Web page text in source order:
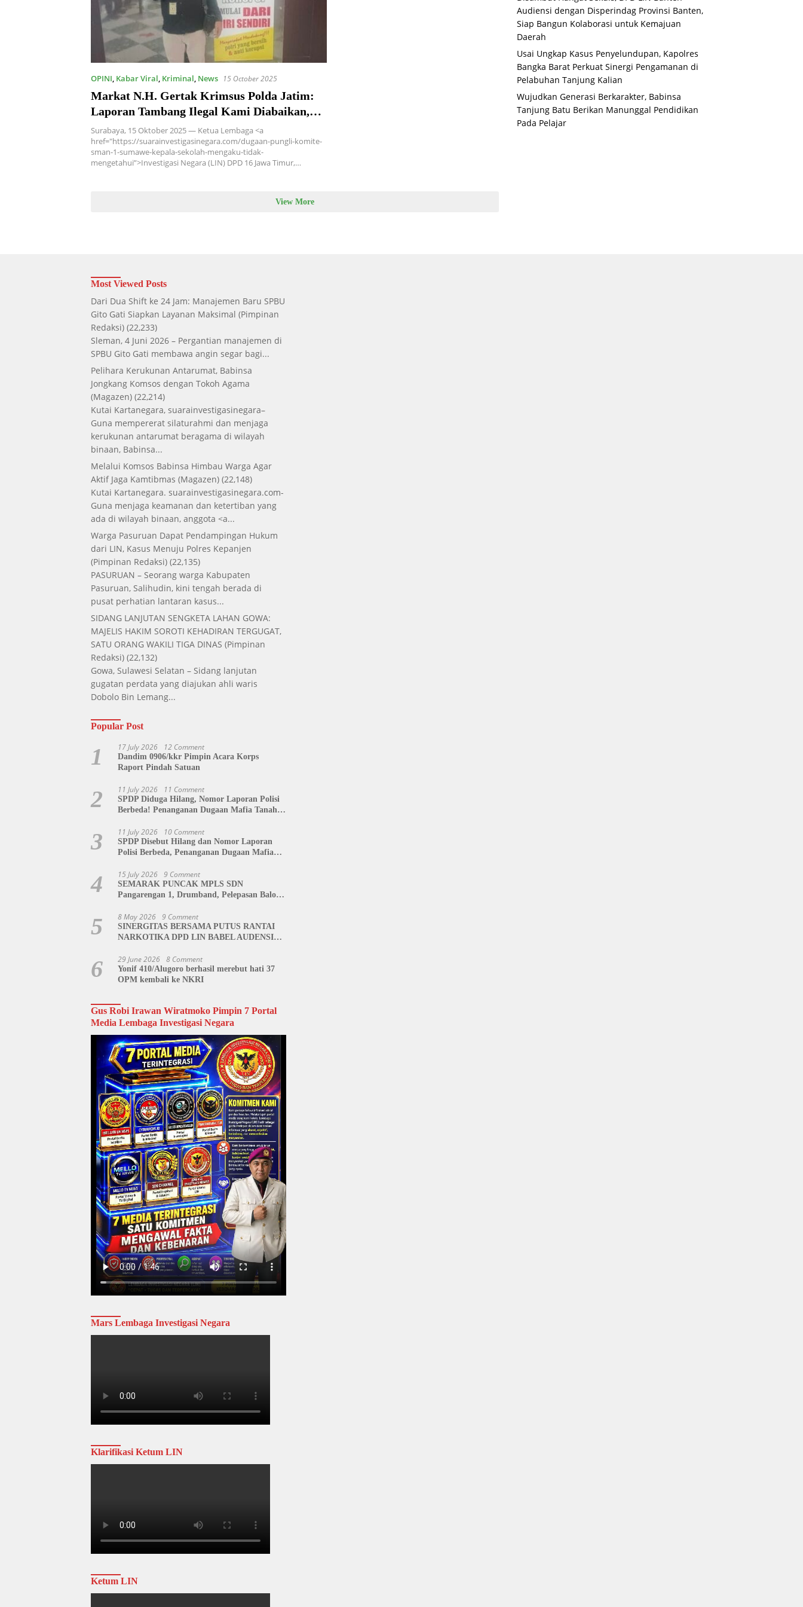
OPINI, Kabar Viral, Kriminal, News 15 October 2025
Markat N.H. Gertak Krimsus Polda Jatim:
Laporan Tambang Ilegal Kami Diabaikan,
Ini Penghinaan terhadap Penegakan Hukum!
Surabaya, 15 Oktober 2025 — Ketua Lembaga <a
href="https://suarainvestigasinegara.com/dugaan-pungli-komite-
sman-1-sumawe-kepala-sekolah-mengaku-tidak-
mengetahui”>Investigasi Negara (LIN) DPD 16 Jawa Timur,…
View More
Audiensi dengan Disperindag Provinsi Banten,
Siap Bangun Kolaborasi untuk Kemajuan
Daerah
Usai Ungkap Kasus Penyelundupan, Kapolres
Bangka Barat Perkuat Sinergi Pengamanan di
Pelabuhan Tanjung Kalian
Wujudkan Generasi Berkarakter, Babinsa
Tanjung Batu Berikan Manunggal Pendidikan
Pada Pelajar
Most Viewed Posts
Dari Dua Shift ke 24 Jam: Manajemen Baru SPBU
Gito Gati Siapkan Layanan Maksimal (Pimpinan
Redaksi) (22,233)
Sleman, 4 Juni 2026 – Pergantian manajemen di
SPBU Gito Gati membawa angin segar bagi...
Pelihara Kerukunan Antarumat, Babinsa
Jongkang Komsos dengan Tokoh Agama
(Magazen) (22,214)
Kutai Kartanegara, suarainvestigasinegara–
Guna mempererat silaturahmi dan menjaga
kerukunan antarumat beragama di wilayah
binaan, Babinsa...
Melalui Komsos Babinsa Himbau Warga Agar
Aktif Jaga Kamtibmas (Magazen) (22,148)
Kutai Kartanegara. suarainvestigasinegara.com-
Guna menjaga keamanan dan ketertiban yang
ada di wilayah binaan, anggota <a...
Warga Pasuruan Dapat Pendampingan Hukum
dari LIN, Kasus Menuju Polres Kepanjen
(Pimpinan Redaksi) (22,135)
PASURUAN – Seorang warga Kabupaten
Pasuruan, Salihudin, kini tengah berada di
pusat perhatian lantaran kasus...
SIDANG LANJUTAN SENGKETA LAHAN GOWA:
MAJELIS HAKIM SOROTI KEHADIRAN TERGUGAT,
SATU ORANG WAKILI TIGA DINAS (Pimpinan
Redaksi) (22,132)
Gowa, Sulawesi Selatan – Sidang lanjutan
gugatan perdata yang diajukan ahli waris
Dobolo Bin Lemang...
Popular Post
1 17 July 2026 12 Comment
Dandim 0906/kkr Pimpin Acara Korps
Raport Pindah Satuan
2 11 July 2026 11 Comment
SPDP Diduga Hilang, Nomor Laporan Polisi
Berbeda! Penanganan Dugaan Mafia Tanah
Siap Kawal Hingga Tingkat Pusat
3 11 July 2026 10 Comment
SPDP Disebut Hilang dan Nomor Laporan
Polisi Berbeda, Penanganan Dugaan Mafia
4 15 July 2026 9 Comment
SEMARAK PUNCAK MPLS SDN
Pangarengan 1, Drumband, Pelepasan Balon,
Kegiatan
5 8 May 2026 9 Comment
SINERGITAS BERSAMA PUTUS RANTAI
NARKOTIKA DPD LIN BABEL AUDENSI
6 29 June 2026 8 Comment
Yonif 410/Alugoro berhasil merebut hati 37
OPM kembali ke NKRI
Gus Robi Irawan Wiratmoko Pimpin 7 Portal
Media Lembaga Investigasi Negara
Mars Lembaga Investigasi Negara
Klarifikasi Ketum LIN
Ketum LIN